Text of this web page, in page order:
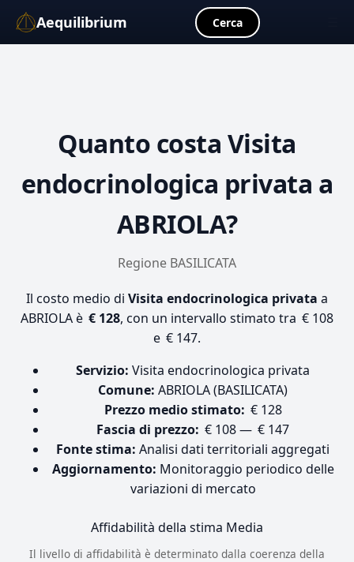
Aequilibrium Cerca
Quanto costa Visita
endocrinologica privata a
ABRIOLA?
Regione BASILICATA
Il costo medio di Visita endocrinologica privata a
ABRIOLA è € 128, con un intervallo stimato tra € 108
e € 147.
Servizio: Visita endocrinologica privata
Comune: ABRIOLA (BASILICATA)
Prezzo medio stimato: € 128
Fascia di prezzo: € 108 — € 147
Fonte stima: Analisi dati territoriali aggregati
Aggiornamento: Monitoraggio periodico delle
variazioni di mercato
Affidabilità della stima Media
Il livello di affidabilità è determinato dalla coerenza della